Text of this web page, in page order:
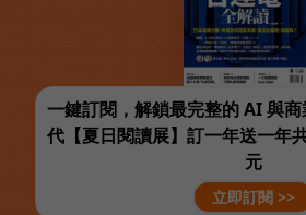
一鍵訂閱，解鎖最完整的 AI 與
代【夏日閱讀展】訂一年送一年
元
立即訂閱 >>